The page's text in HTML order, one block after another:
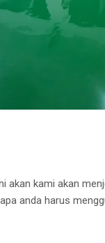
akan kami akan
anda harus